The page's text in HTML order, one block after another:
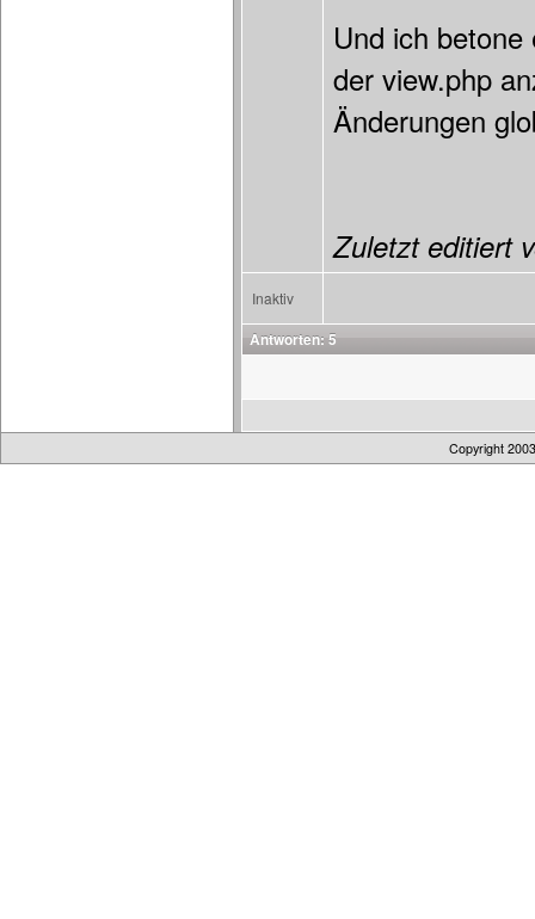
Und ich
der view.php
Änderungen
Zuletzt editiert
Inaktiv
Antworten: 5
Copyright